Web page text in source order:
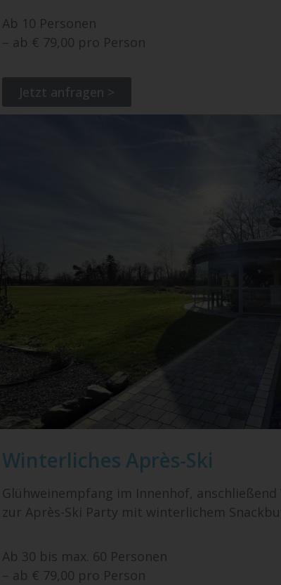
Ab 10 Personen
– ab € 79,00 pro Person
Jetzt anfragen >
Winterliches Après-Ski
Glühweinempfang im Innenhof,
zur Après-Ski Party mit winterlichem
Ab 30 bis max. 60 Personen
– ab € 79,00 pro Person